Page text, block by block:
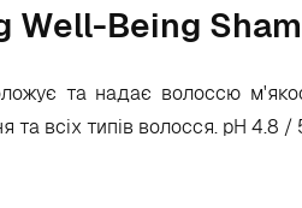
Well-Being
та надає волоссю
та всіх типів волосся. pH 4.8 /